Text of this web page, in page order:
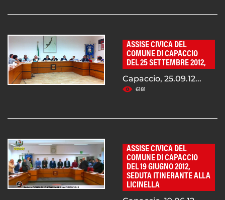
ASSISE CIVICA DEL
COMUNE DI CAPACCIO
DEL 25 SETTEMBRE 2012,
Capaccio, 25.09.12...
6181
ASSISE CIVICA DEL
COMUNE DI CAPACCIO
DEL 19 GIUGNO 2012,
SEDUTA ITINERANTE ALLA
LICINELLA